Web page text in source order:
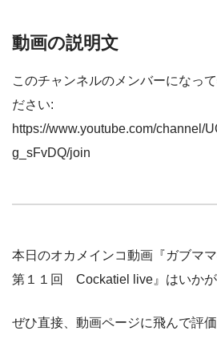
動画の説明文
このチャンネルのメンバーになっ
ださい:
https://www.youtube.com/channel/
g_sFvDQ/join
本日のオカメインコ動画『ガブマ
第１１回 Cockatiel live』はいかが
ぜひ直接、動画ページに飛んで評